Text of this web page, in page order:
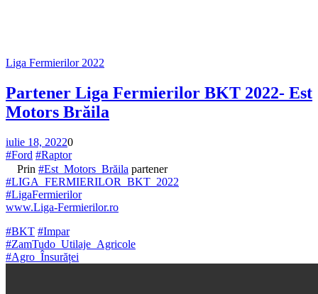
Liga Fermierilor 2022
Partener Liga Fermierilor BKT 2022- Est
Motors Brăila
iulie 18, 20220
#Ford #Raptor
Prin #Est_Motors_Brăila partener
#LIGA_FERMIERILOR_BKT_2022
#LigaFermierilor
www.Liga-Fermierilor.ro
#BKT #Impar
#ZamTudo_Utilaje_Agricole
#Agro_Însurăței